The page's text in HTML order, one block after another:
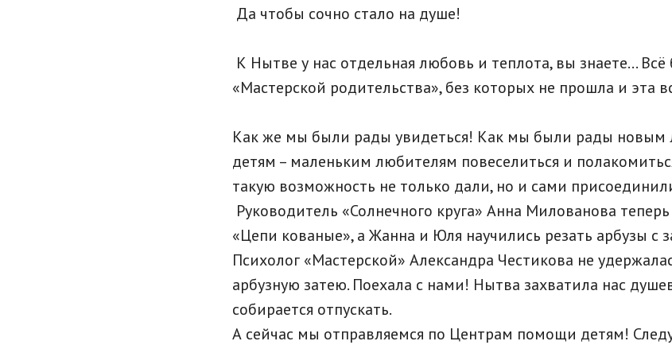
Да чтобы сочно стало на душе!
К Нытве у нас отдельная любовь и теплота, вы знаете... Всё
«Мастерской родительства», без которых не прошла и эта
Как же мы были рады увидеться! Как мы были рады новым
детям – маленьким любителям повеселиться и
такую возможность не только дали, но и сами
Руководитель «Солнечного круга» Анна Милованова
«Цепи кованые», а Жанна и Юля научились резать арбузы с
Психолог «Мастерской» Александра Честикова не
арбузную затею. Поехала с нами! Нытва захватила нас
собирается отпускать.
А сейчас мы отправляемся по Центрам помощи детям!